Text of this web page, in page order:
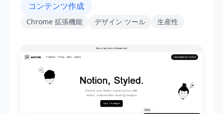
コンテンツ作成
Chrome 拡張機能 デザイン ツール 生産性